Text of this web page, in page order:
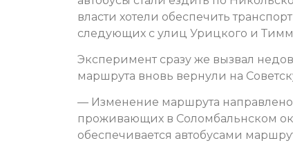
власти хотели обеспечить
следующих с улиц Урицкого и
Эксперимент сразу же вызвал
маршрута вновь вернули на
— Изменение маршрута
проживающих в Соломбальнском
обеспечивается автобусами